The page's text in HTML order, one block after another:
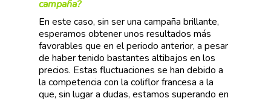
campaña?
En este caso, sin ser una campaña brillante,
esperamos obtener unos resultados más
favorables que en el periodo anterior, a pesar
de haber tenido bastantes altibajos en los
precios. Estas fluctuaciones se han debido a
la competencia con la coliflor francesa a la
que, sin lugar a dudas, estamos superando en